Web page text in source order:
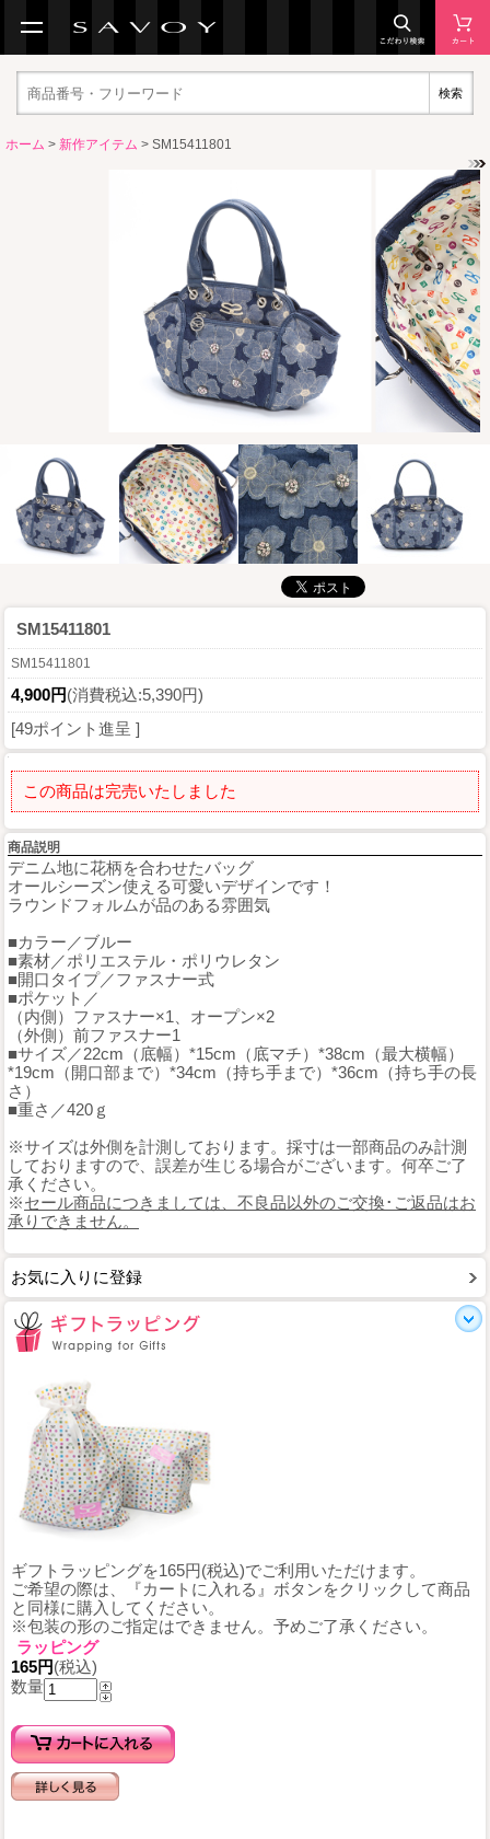
検索
ホーム > 新作アイテム > SM15411801
SM15411801
SM15411801
4,900円(消費税込:5,390円)
[49ポイント進呈 ]
この商品は完売いたしました
商品説明
デニム地に花柄を合わせたバッグ
オールシーズン使える可愛いデザインです！
ラウンドフォルムが品のある雰囲気
■カラー／ブルー
■素材／ポリエステル・ポリウレタン
■開口タイプ／ファスナー式
■ポケット／
（内側）ファスナー×1、オープン×2
（外側）前ファスナー1
■サイズ／22cm（底幅）*15cm（底マチ）*38cm（最大横幅）
*19cm（開口部まで）*34cm（持ち手まで）*36cm（持ち手の長
さ）
■重さ／420ｇ
※サイズは外側を計測しております。採寸は一部商品のみ計測
しておりますので、誤差が生じる場合がございます。何卒ご了
承ください。
※セール商品につきましては、不良品以外のご交換･ご返品はお
承りできません。
お気に入りに登録
ギフトラッピングを165円(税込)でご利用いただけます。
ご希望の際は、『カートに入れる』ボタンをクリックして商品
と同様に購入してください。
※包装の形のご指定はできません。予めご了承ください。
ラッピング
165円(税込)
数量